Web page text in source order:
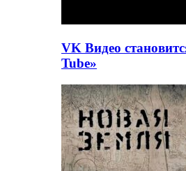
VK Видео
Tube»